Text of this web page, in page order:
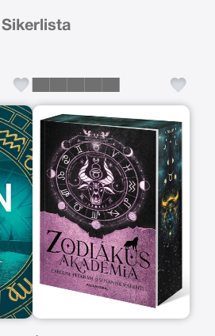
Sikerlista